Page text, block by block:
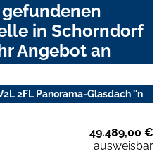
in Schorndorf
Angebot an
2FL Panorama-Glasdach ''n
49.489,00 €
ausweisbar